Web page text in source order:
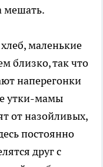
мешать.
маленькие
близко, так что
наперегонки
утки-мамы
от назойливых,
постоянно
друг с